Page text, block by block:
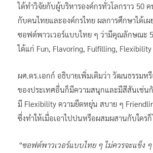
ได้ทำวิจัยกับผู้บริหารองค์กรทั่วโลกราว 50
กับคนไทยและองค์กรไทย ผลการศึกษาได้เผ
ซอฟต์พาวเวอร์แบบไทย ๆ ว่ามีคุณลักษณะ
ได้แก่ Fun, Flavoring, Fulfilling,
ผศ.ดร.เอกก์ อธิบายเพิ่มเติมว่า วัฒนธรรมห
ของประเทศอื่นก็มีความสนุกและมีสีสันเช่น
มี Flexibility ความยืดหยุ่น สบาย ๆ
ซึ่งทำให้เมื่อเอาไปปนหรือผสมผสานกับใคร
“ซอฟต์พาวเวอร์แบบไทย ๆ ไม่ควรจะแข็ง